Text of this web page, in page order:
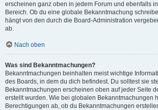
erscheinen ganz oben in jedem Forum und ebenfalls
Bereich. Ob du eine globale Bekanntmachung
hängt von den durch die Board-Administration
ab.
Nach oben
Was sind Bekanntmachungen?
Bekanntmachungen beinhalten meist wichtige
des Boards, in dem du dich befindest. Du solltest sie
Bekanntmachungen erscheinen oben auf jeder Seite
erstellt wurden. Wie bei globalen Bekanntmachungen
Berechtigungen ab, ob du Bekanntmachungen